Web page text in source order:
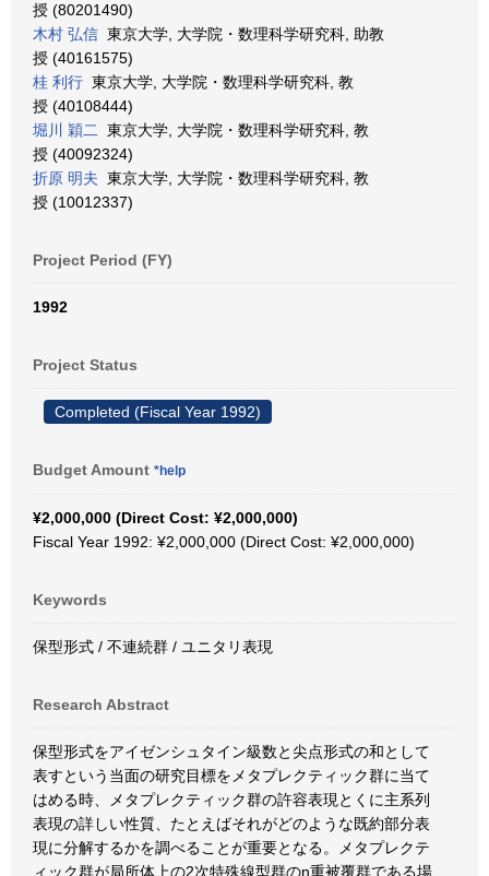
授 (80201490)
木村 弘信 東京大学, 大学院・数理科学研究科, 助教
授 (40161575)
桂 利行 東京大学, 大学院・数理科学研究科, 教
授 (40108444)
堀川 穎二
東京大学, 大学院・数理科学研究科, 教
授 (40092324)
折原 明夫 東京大学, 大学院・数理科学研究科, 教
授 (10012337)
Project Period (FY)
1992
Project Status
Completed (Fiscal Year 1992)
Budget Amount *help
¥2,000,000 (Direct Cost: ¥2,000,000)
Fiscal Year 1992: ¥2,000,000 (Direct Cost: ¥2,000,000)
Keywords
保型形式 / 不連続群 / ユニタリ表現
Research Abstract
保型形式をアイゼンシュタイン級数と尖点形式の和として
表すという当面の研究目標をメタプレクティック群に当て
はめる時、メタプレクティック群の許容表現とくに主系列
表現の詳しい性質、たとえばそれがどのような既約部分表
現に分解するかを調べることが重要となる。メタプレクテ
ィック群が局所体上の2次特殊線型群のn重被覆群である場